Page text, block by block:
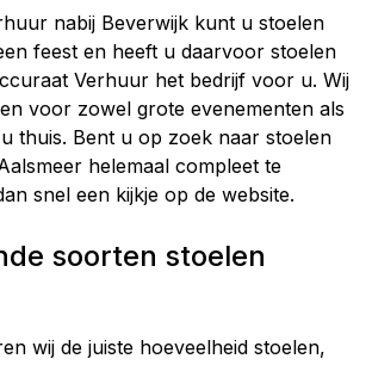
nabij Beverwijk kunt u stoelen
feest en heeft u daarvoor stoelen
Verhuur het bedrijf voor u. Wij
voor zowel grote evenementen als
thuis. Bent u op zoek naar stoelen
helemaal compleet te
snel een kijkje op de website.
soorten stoelen
wij de juiste hoeveelheid stoelen,